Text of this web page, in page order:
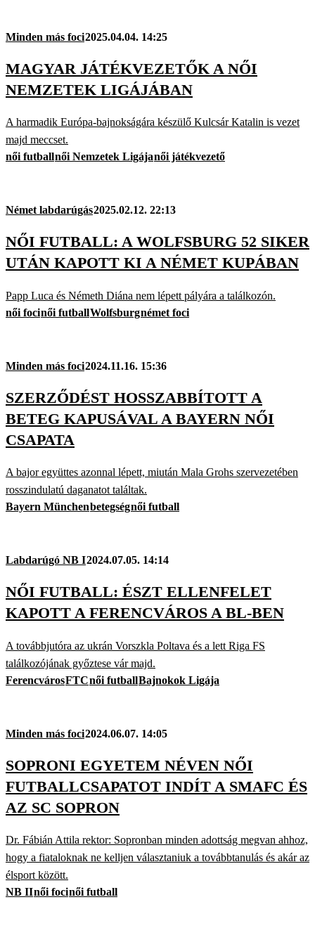
Minden más foci2025.04.04. 14:25
MAGYAR JÁTÉKVEZETŐK A NŐI
NEMZETEK LIGÁJÁBAN
A harmadik Európa-bajnokságára készülő Kulcsár Katalin is vezet
majd meccset.
női futballnői Nemzetek Ligájanői játékvezető
Német labdarúgás2025.02.12. 22:13
NŐI FUTBALL: A WOLFSBURG 52 SIKER
UTÁN KAPOTT KI A NÉMET KUPÁBAN
Papp Luca és Németh Diána nem lépett pályára a találkozón.
női focinői futballWolfsburgnémet foci
Minden más foci2024.11.16. 15:36
SZERZŐDÉST HOSSZABBÍTOTT A
BETEG KAPUSÁVAL A BAYERN NŐI
CSAPATA
A bajor együttes azonnal lépett, miután Mala Grohs szervezetében
rosszindulatú daganatot találtak.
Bayern Münchenbetegségnői futball
Labdarúgó NB I2024.07.05. 14:14
NŐI FUTBALL: ÉSZT ELLENFELET
KAPOTT A FERENCVÁROS A BL-BEN
A továbbjutóra az ukrán Vorszkla Poltava és a lett Riga FS
találkozójának győztese vár majd.
FerencvárosFTCnői futballBajnokok Ligája
Minden más foci2024.06.07. 14:05
SOPRONI EGYETEM NÉVEN NŐI
FUTBALLCSAPATOT INDÍT A SMAFC ÉS
AZ SC SOPRON
Dr. Fábián Attila rektor: Sopronban minden adottság megvan ahhoz,
hogy a fiataloknak ne kelljen választaniuk a továbbtanulás és akár az
élsport között.
NB IInői focinői futball